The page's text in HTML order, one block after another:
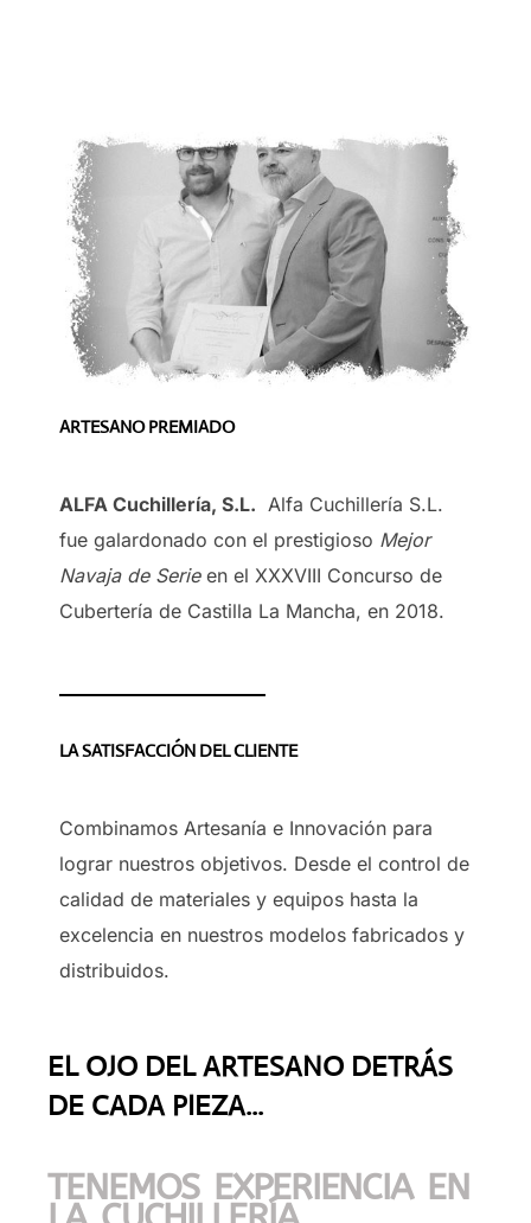
ARTESANO PREMIADO
ALFA Cuchillería, S.L. Alfa Cuchillería S.L.
fue galardonado con el prestigioso Mejor
Navaja de Serieen el XXXVIII Concurso de
Cubertería de Castilla La Mancha, en 2018.
LA SATISFACCIÓN DEL CLIENTE
Combinamos Artesanía e Innovación para
lograr nuestros objetivos. Desde el control de
calidad de materiales y equipos hasta la
excelencia en nuestros modelos fabricados y
distribuidos.
EL OJO DEL ARTESANO DETRÁS
DE CADA PIEZA...
TENEMOS EXPERIENCIA EN